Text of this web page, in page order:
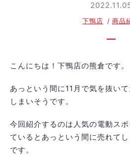
下鴨店 商品
こんにちは！下鴨店の熊倉です。
あっという間に11月で気を抜い
しまいそうです。
今回紹介するのは人気の電動ス
ているとあっという間に売れて
です。